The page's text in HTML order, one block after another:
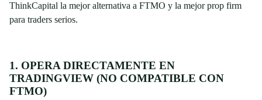
ThinkCapital la mejor alternativa a FTMO y la mejor prop firm
para traders serios.
1. OPERA DIRECTAMENTE EN
TRADINGVIEW (NO COMPATIBLE CON
FTMO)